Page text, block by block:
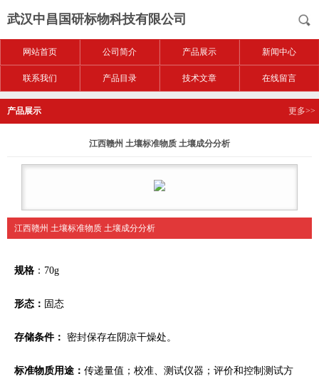
武汉中昌国研标物科技有限公司
网站首页 公司简介 产品展示 新闻中心
联系我们 产品目录 技术文章 在线留言
产品展示 更多>>
江西赣州 土壤标准物质 土壤成分分析
江西赣州 土壤标准物质 土壤成分分析
规格 ：70g
形态： 固态
存储条件： 密封保存在阴凉干燥处。
标准物质用途： 传递量值；校准、测试仪器；评价和控制测试方